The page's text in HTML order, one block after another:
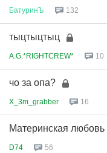
БатуринЪ 132
тыцтыцтыц
A.G.*RIGHTCREW* 10
чо зa опa?
X_3m_grabber 16
Материнская любовь
D74 56